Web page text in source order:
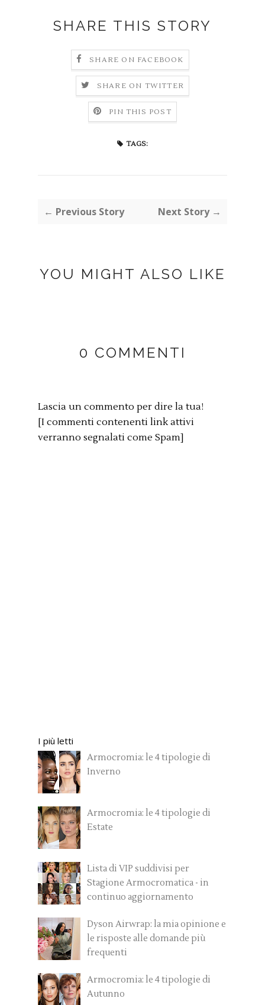
SHARE THIS STORY
SHARE ON FACEBOOK
SHARE ON TWITTER
PIN THIS POST
TAGS:
← Previous Story Next Story →
YOU MIGHT ALSO LIKE
0 COMMENTI
Lascia un commento per dire la tua!
[I commenti contenenti link attivi
verranno segnalati come Spam]
I più letti
Armocromia: le 4 tipologie di
Inverno
Armocromia: le 4 tipologie di
Estate
Lista di VIP suddivisi per
Stagione Armocromatica - in
continuo aggiornamento
Dyson Airwrap: la mia opinione e
le risposte alle domande più
frequenti
Armocromia: le 4 tipologie di
Autunno